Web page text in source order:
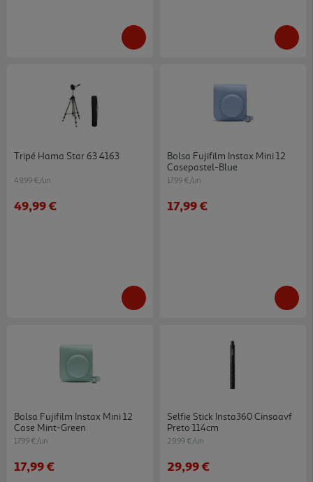
Tripé Hama Star 63 4163
49.99 €/un
49,99 €
Bolsa Fujifilm Instax Mini 12
Casepastel-Blue
17.99 €/un
17,99 €
Bolsa Fujifilm Instax Mini 12
Case Mint-Green
17.99 €/un
17,99 €
Selfie Stick Insta360 Cinsaavf
Preto 114cm
29.99 €/un
29,99 €